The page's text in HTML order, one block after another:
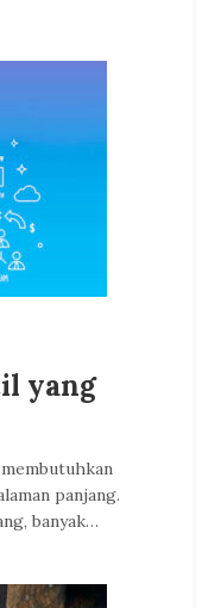
yang
panjang.
banyak…